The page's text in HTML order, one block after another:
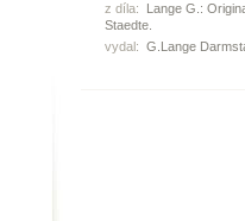
z díla:
Lange G.:
Staedte.
vydal: G.Lange